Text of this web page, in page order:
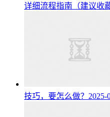
详细流程指南（建议收藏
技巧，要怎么做？ 2025-